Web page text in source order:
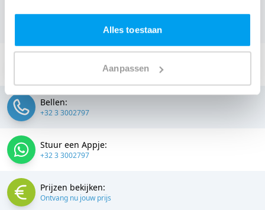
Alles toestaan
Aanpassen
omgeving, en check dus nuonze prijzen voor jouw DJ
info@thedjcompany.be
Bellen:
+32 3 3002797
Stuur een Appje:
+32 3 3002797
Prijzen bekijken:
Ontvang nu jouw prijs